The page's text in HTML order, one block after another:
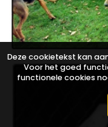
Deze cookietekst kan
Voor het goed
functionele cookies